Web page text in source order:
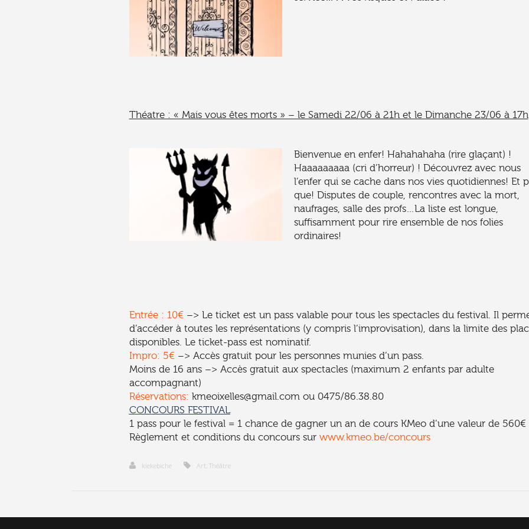
Théatre : « Mais vous êtes morts » – le Samedi 22/06 à 21h et le Dimanche 23/06 à 17h
Bienvenue en enfer! Hahahahaha (rire glaçant) !
Haaaaaaaaa (cri d’horreur) ! Découvrez avec nous
l’enfer qui se cache dans nos vies quotidiennes! Et
que! Disputes de couple, rencontres avec la mort,
naufrages, salle des profs…La liste est longue,
suffisamment pour rire ensemble de nos folies
ordinaires!
Entrée : 10€–> Le ticket est un pass valable pour tous les spectacles du festival. Il
d’accéder à toutes les représentations (y compris l’improvisation), dans la limite des
disponibles. Le ticket-pass est nominatif.
Impro: 5€–> Accès gratuit pour les personnes munies d’un pass.
Moins de 16 ans –> Accès gratuit aux spectacles (maximum 2 enfants par adulte
accompagnant)
Réservations: kmeoixelles@gmail.com ou 0475/86.38.80
CONCOURS FESTIVAL
1 pass pour le festival = 1 chance de gagner un an de cours KMeo d’une valeur de 560€
Règlement et conditions du concours sur www.kmeo.be/concours
kiekebiche Art Théâtre